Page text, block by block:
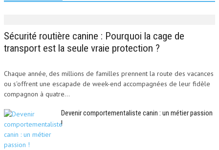
Sécurité routière canine : Pourquoi la cage de
transport est la seule vraie protection ?
Chaque année, des millions de familles prennent la route des vacances
ou s'offrent une escapade de week-end accompagnées de leur fidèle
compagnon à quatre...
Devenir comportementaliste canin : un métier passion
!